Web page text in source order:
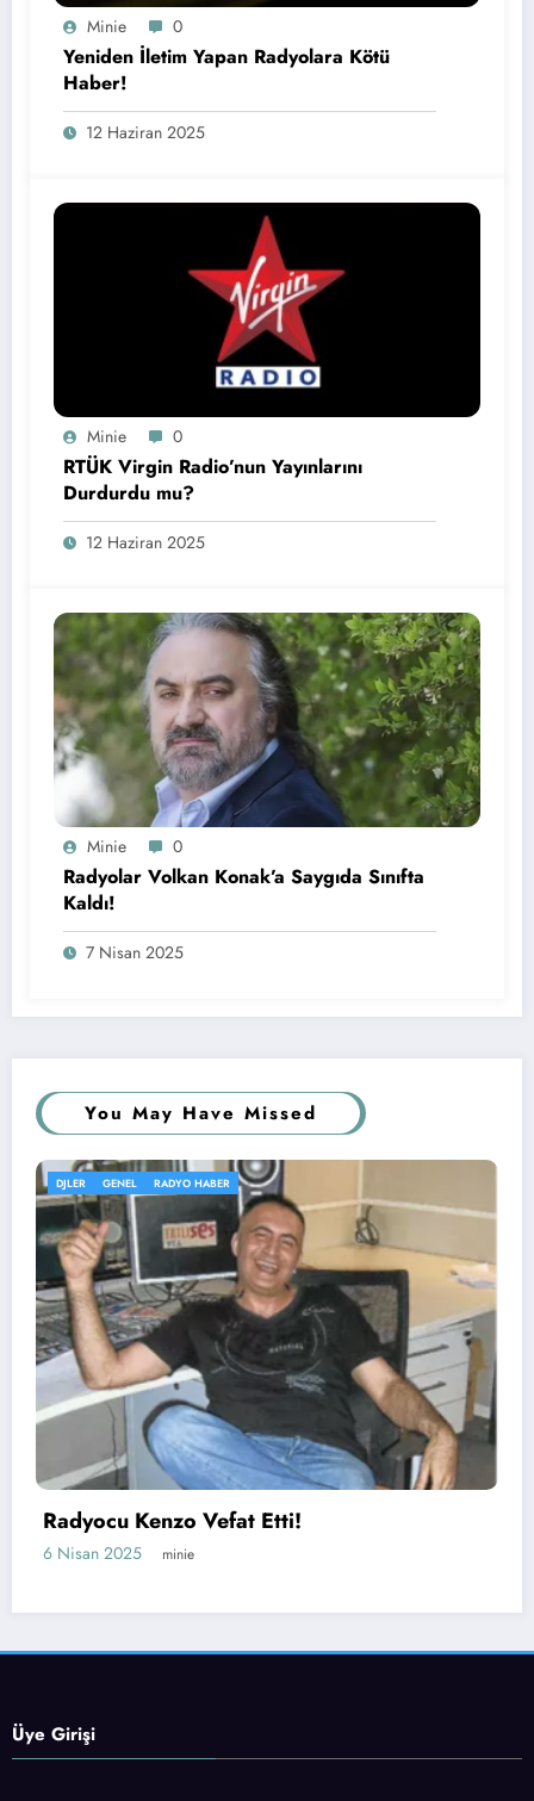
Minie 0
Yeniden İletim Yapan Radyolara Kötü
Haber!
12 Haziran 2025
Minie 0
RTÜK Virgin Radio’nun Yayınlarını
Durdurdu mu?
12 Haziran 2025
Minie 0
Radyolar Volkan Konak’a Saygıda Sınıfta
Kaldı!
7 Nisan 2025
You May Have Missed
Etti!
Radyo Fenomen’in
Üye Girişi